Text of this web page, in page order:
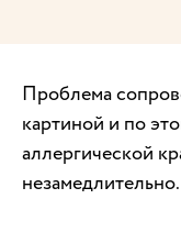
Проблема
картиной и по
аллергической
незамедлительно.